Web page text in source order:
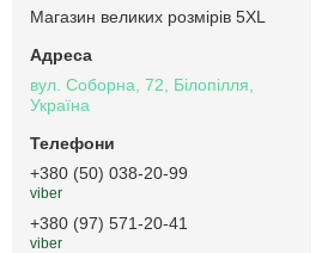
Магазин великих розмірів 5XL
вул. Соборна, 72, Білопілля,
Україна
+380 (50) 038-20-99
viber
+380 (97) 571-20-41
viber